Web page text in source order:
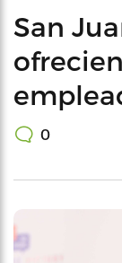
San
0